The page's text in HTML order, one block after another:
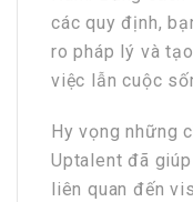
các quy định,
ro pháp lý và
việc lẫn cuộc
Hy vọng những
Uptalent đã
liên quan đến